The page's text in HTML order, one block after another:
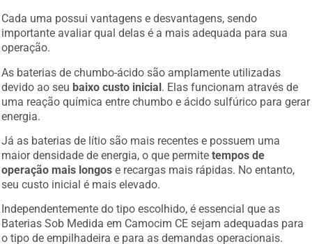
Cada uma possui vantagens e desvantagens, sendo
importante avaliar qual delas é a mais adequada para sua
operação.
As baterias de chumbo-ácido são amplamente utilizadas
devido ao seu baixo custo inicial . Elas funcionam através de
uma reação química entre chumbo e ácido sulfúrico para gerar
energia.
Já as baterias de lítio são mais recentes e possuem uma
maior densidade de energia, o que permitetempos de
operação mais longos e recargas mais rápidas. No entanto,
seu custo inicial é mais elevado.
Independentemente do tipo escolhido, é essencial que as
Baterias Sob Medida em Camocim CE sejam adequadas para
o tipo de empilhadeira e para as demandas operacionais.